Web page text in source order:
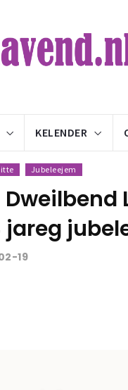
KELENDER
Jubeleejem
jareg
19